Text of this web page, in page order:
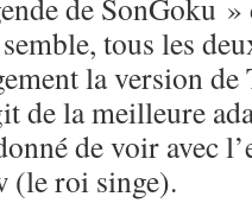
de SonGoku »
tous les
la version de
de la meilleure
de voir avec
(le roi singe).